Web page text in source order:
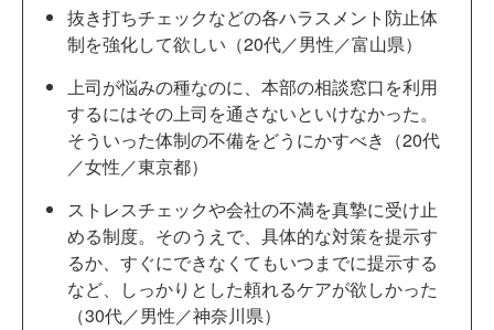
抜き打ちチェックなどの各ハラスメント防止体
制を強化して欲しい（20代／男性／富山県）
上司が悩みの種なのに、本部の相談窓口を利用
するにはその上司を通さないといけなかった。
そういった体制の不備をどうにかすべき（20代
／女性／東京都）
ストレスチェックや会社の不満を真摯に受け止
める制度。そのうえで、具体的な対策を提示す
るか、すぐにできなくてもいつまでに提示する
など、しっかりとした頼れるケアが欲しかった
（30代／男性／神奈川県）